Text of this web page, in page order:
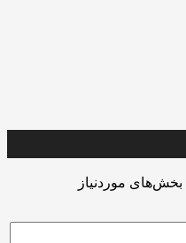
بخش‌های موردنیاز